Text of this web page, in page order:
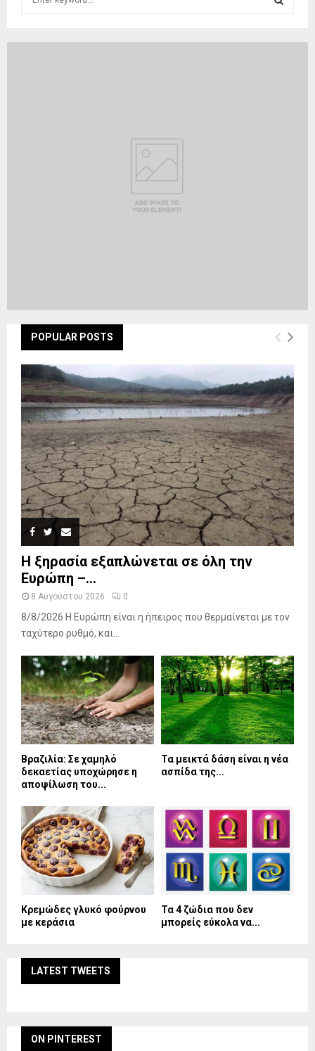
POPULAR POSTS
Η ξηρασία εξαπλώνεται σε όλη την
Ευρώπη –...
8 Αυγούστου 2026 0
8/8/2026 Η Ευρώπη είναι η ήπειρος που θερμαίνεται με τον
ταχύτερο ρυθμό, και...
Βραζιλία: Σε χαμηλό
δεκαετίας υποχώρησε η
αποψίλωση του...
Τα μεικτά δάση είναι η νέα
ασπίδα της...
Κρεμώδες γλυκό φούρνου
με κεράσια
Τα 4 ζώδια που δεν
μπορείς εύκολα να...
LATEST TWEETS
ON PINTEREST